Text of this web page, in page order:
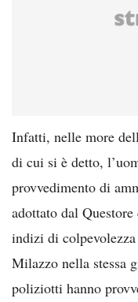
Infatti, nelle more
di cui si è detto,
provvedimento di
adottato dal
indizi di
Milazzo nella stessa
poliziotti hanno